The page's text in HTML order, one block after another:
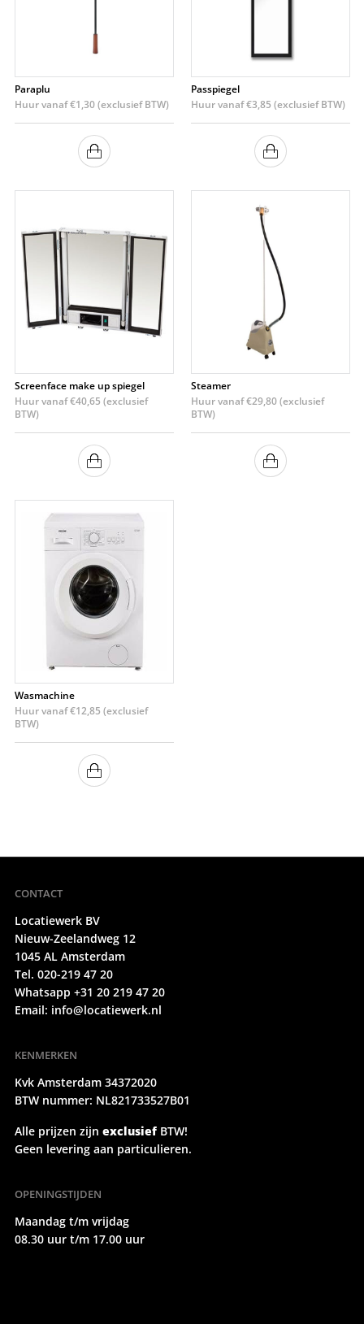
Paraplu
Huur vanaf€1,30(exclusief BTW)
Passpiegel
Huur vanaf€3,85 (exclusief BTW)
Screenface make up spiegel
Huur vanaf€40,65 (exclusief
BTW)
Steamer
Huur vanaf€29,80(exclusief
BTW)
Wasmachine
Huur vanaf€12,85 (exclusief
BTW)
CONTACT
Locatiewerk BV
Nieuw-Zeelandweg 12
1045 AL Amsterdam
Tel. 020-219 47 20
Whatsapp +31 20 219 47 20
Email: info@locatiewerk.nl
KENMERKEN
Kvk Amsterdam 34372020
BTW nummer: NL821733527B01
Alle prijzen zijn exclusiefBTW!
Geen levering aan particulieren.
OPENINGSTIJDEN
Maandag t/m vrijdag
08.30 uur t/m 17.00 uur